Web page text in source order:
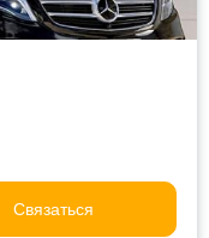
Связаться